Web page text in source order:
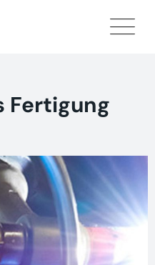
Fertigung